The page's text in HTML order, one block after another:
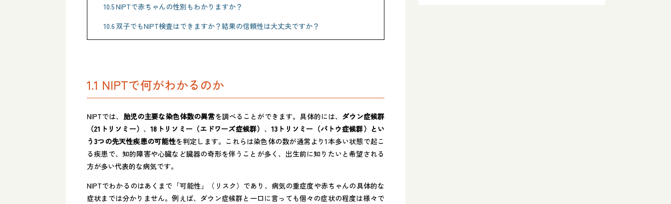
10.5NIPTで赤ちゃんの性別もわかりますか？
10.6双子でもNIPT検査はできますか？結果の信頼性は大丈夫ですか？
1.1 NIPTで何がわかるのか
NIPTでは、 胎児の主要な染色体数の異常を調べることができます。具体的には、 ダウン症候群
（21トリソミー） 、18トリソミー（エドワーズ症候群） 、13トリソミー（パトウ症候群）とい
う3つの先天性疾患の可能性を判定します​。これらは染色体の数が通常より1本多い状態で起こ
る疾患で、知的障害や心臓など臓器の奇形を伴うことが多く、出生前に知りたいと希望される
方が多い代表的な病気です。
NIPTでわかるのはあくまで「可能性」（リスク）であり、病気の重症度や赤ちゃんの具体的な
症状までは分かりません​。例えば、ダウン症候群と一口に言っても個々の症状の程度は様々で